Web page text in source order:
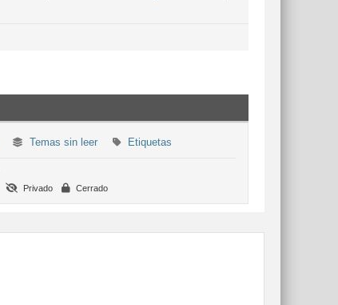
Temas sin leer Etiquetas
Privado Cerrado